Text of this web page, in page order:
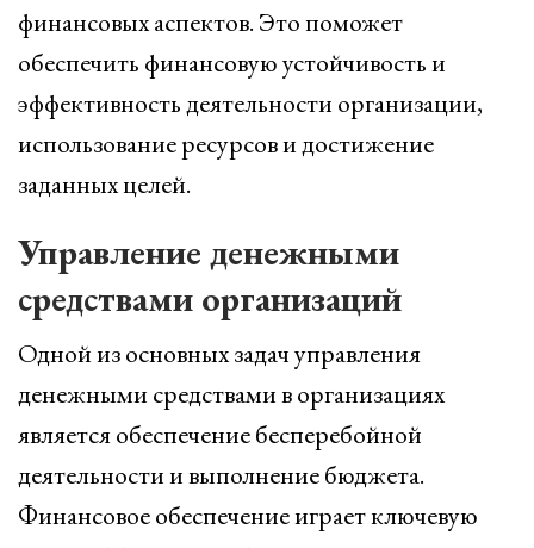
финансовых аспектов. Это поможет
обеспечить финансовую устойчивость и
эффективность деятельности организации,
использование ресурсов и достижение
заданных целей.
Управление денежными
средствами организаций
Одной из основных задач управления
денежными средствами в организациях
является обеспечение бесперебойной
деятельности и выполнение бюджета.
Финансовое обеспечение играет ключевую